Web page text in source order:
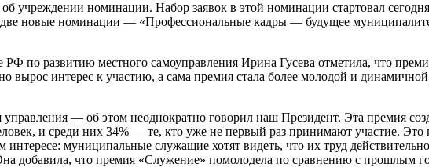
учреждении номинации. Набор заявок в этой номинации стартовал
две новые номинации — «Профессиональные кадры — будущее
по развитию местного самоуправления Ирина Гусева отметила, что
интерес к участию, а сама премия стала более молодой и
— об этом неоднократно говорил наш Президент. Эта премия
и среди них 34% — те, кто уже не первый раз принимают участие. Это
муниципальные служащие хотят видеть, что их труд
добавила, что премия «Служение» помолодела по сравнению с прошлым